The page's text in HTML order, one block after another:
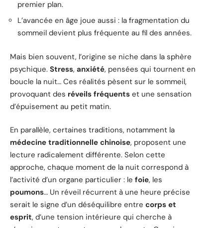
premier plan.
L’avancée en âge joue aussi : la fragmentation du
sommeil devient plus fréquente au fil des années.
Mais bien souvent, l’origine se niche dans la sphère
psychique. Stress, anxiété, pensées qui tournent en
boucle la nuit… Ces réalités pèsent sur le sommeil,
provoquant des réveils fréquents et une sensation
d’épuisement au petit matin.
En parallèle, certaines traditions, notamment la
médecine traditionnelle chinoise, proposent une
lecture radicalement différente. Selon cette
approche, chaque moment de la nuit correspond à
l’activité d’un organe particulier : le foie, les
poumons… Un réveil récurrent à une heure précise
serait le signe d’un déséquilibre entre corps et
esprit, d’une tension intérieure qui cherche à